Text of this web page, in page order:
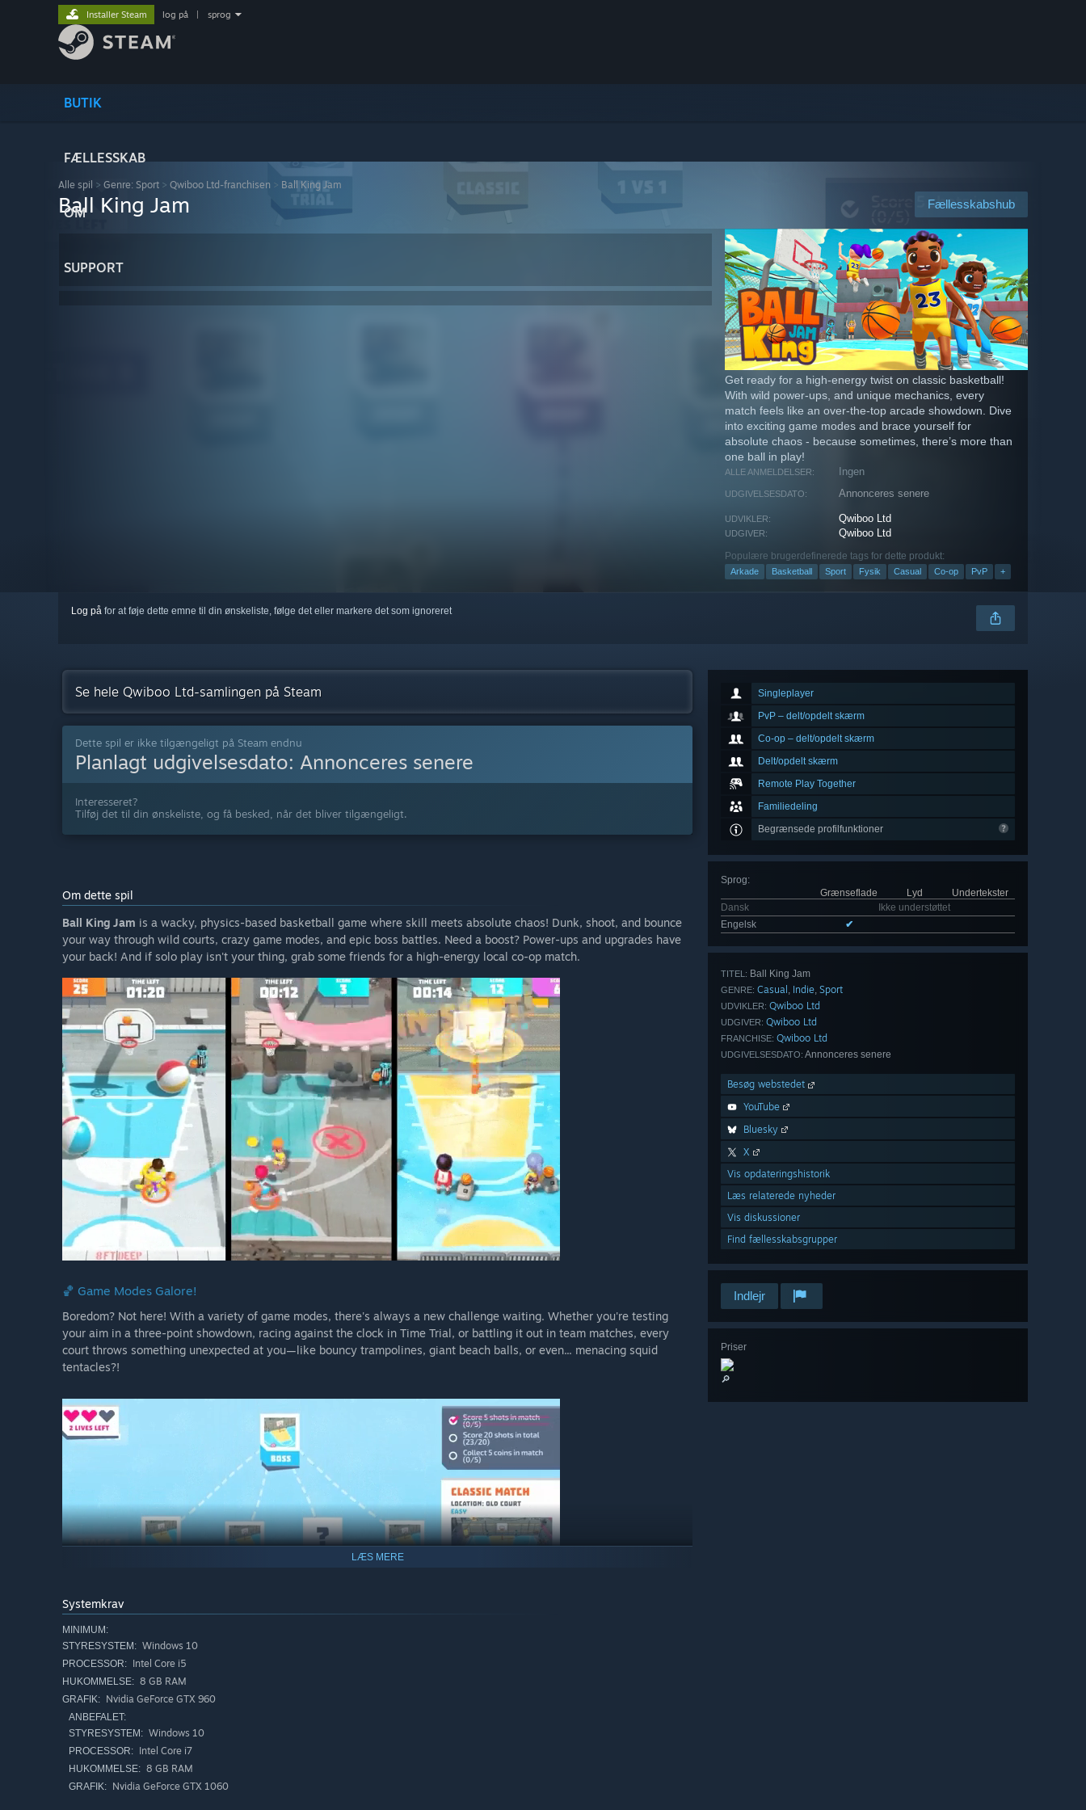
BUTIK
FÆLLESSKAB
OM
SUPPORT
Installer Steam log på sprog
Alle spil > Genre: Sport > Qwiboo Ltd-franchisen > Ball King Jam
Fællesskabshub
Ball King Jam
Get ready for a high-energy twist on classic basketball!
With wild power-ups, and unique mechanics, every
match feels like an over-the-top arcade showdown. Dive
into exciting game modes and brace yourself for
absolute chaos - because sometimes, there’s more than
one ball in play!
ALLE ANMELDELSER: Ingen
UDGIVELSESDATO: Annonceres senere
UDVIKLER: Qwiboo Ltd
UDGIVER: Qwiboo Ltd
Populære brugerdefinerede tags for dette produkt:
Arkade Basketball Sport Fysik Casual Co-op PvP +
Log på for at føje dette emne til din ønskeliste, følge det eller markere det som ignoreret
Singleplayer
PvP – delt/opdelt skærm
Co-op – delt/opdelt skærm
Delt/opdelt skærm
Remote Play Together
Familiedeling
Begrænsede profilfunktioner
Sprog:
Grænseflade
Lyd
Undertekster
Dansk
Ikke understøttet
Engelsk
✔
TITEL: Ball King Jam
GENRE: Casual , Indie, Sport
UDVIKLER: Qwiboo Ltd
UDGIVER: Qwiboo Ltd
FRANCHISE: Qwiboo Ltd
UDGIVELSESDATO: Annonceres senere
Besøg webstedet
YouTube
Bluesky
X
Vis opdateringshistorik
Læs relaterede nyheder
Vis diskussioner
Find fællesskabsgrupper
Indlejr
Priser
🔎
Se hele Qwiboo Ltd-samlingen på Steam
Dette spil er ikke tilgængeligt på Steam endnu
Planlagt udgivelsesdato: Annonceres senere
Interesseret?
Tilføj det til din ønskeliste, og få besked, når det bliver tilgængeligt.
Om dette spil
Ball King Jam is a wacky, physics-based basketball game where skill meets absolute chaos! Dunk, shoot, and bounce
your way through wild courts, crazy game modes, and epic boss battles. Need a boost? Power-ups and upgrades have
your back! And if solo play isn't your thing, grab some friends for a high-energy local co-op match.
🏀 Game Modes Galore!
Boredom? Not here! With a variety of game modes, there's always a new challenge waiting. Whether you're testing
your aim in a three-point showdown, racing against the clock in Time Trial, or battling it out in team matches, every
court throws something unexpected at you—like bouncy trampolines, giant beach balls, or even... menacing squid
tentacles?!
🎯 Goals & Challenges
On your journey to basketball greatness, you'll face extra goals and challenges that push your skills to the limit.
Complete them to unlock awesome rewards!
LÆS MERE
Systemkrav
MINIMUM:
STYRESYSTEM: Windows 10
PROCESSOR: Intel Core i5
HUKOMMELSE: 8 GB RAM
GRAFIK: Nvidia GeForce GTX 960
ANBEFALET:
STYRESYSTEM: Windows 10
PROCESSOR: Intel Core i7
HUKOMMELSE: 8 GB RAM
GRAFIK: Nvidia GeForce GTX 1060